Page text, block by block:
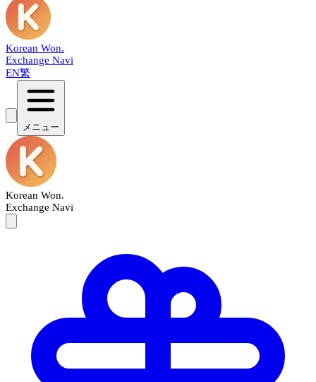
Korean Won.
Exchange Navi
EN繁
メニュー
Korean Won.
Exchange Navi